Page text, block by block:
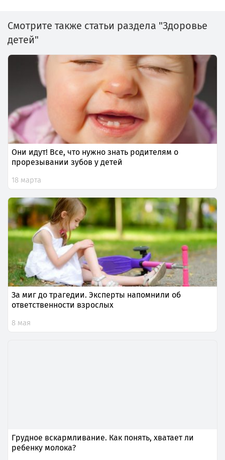
Смотрите также статьи раздела "Здоровье
детей"
Они идут! Все, что нужно знать родителям о
прорезывании зубов у детей
18 марта
За миг до трагедии. Эксперты напомнили об
ответственности взрослых
8 мая
Грудное вскармливание. Как понять, хватает ли
ребенку молока?